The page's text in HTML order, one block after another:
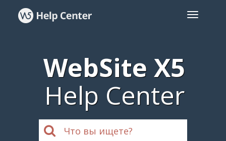
WebSite X5
Help Center